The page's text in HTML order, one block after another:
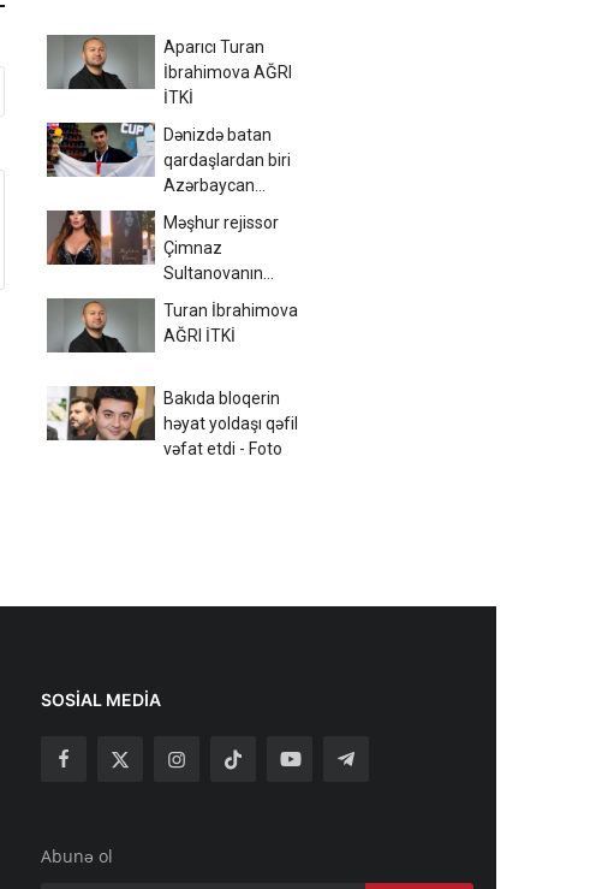
Aparıcı Turan
İbrahimova AĞRI
İTKİ
Dənizdə batan
qardaşlardan biri
Azərbaycan
Məşhur rejissor
Çimnaz
Sultanovanın
məzarından video
paylaşdı
Turan İbrahimova
AĞRI İTKİ
Bakıda bloqerin
həyat yoldaşı qəfil
vəfat etdi - Foto
SOSIAL MEDIA
Abunə ol